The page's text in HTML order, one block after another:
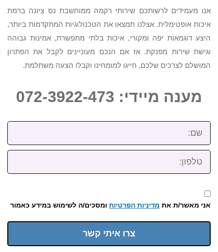
אנו מעמידים לרשותכם שירותי רקמה ממוחשבת נס ציונה ברמת
איכות אופטימלית. אצלנו תמצאו את הטכנולוגיות המתקדמות ביותר,
היצע דוגמאות יפה ומקורי, איכות בלתי מתפשרת, אמינות גבוהה
וגישת שירות מפנקת. אז אם הנכם מעוניינים לקבל את הפתרון
המושלם לצרכים שלכם, חייגו למומחינו וקבלו הצעה משתלמת.
מענה מיידי: 072-3922-473
שם:
טלפון:
אני מאשר/ת את מדיניות הפרטיות ומסכים/ה לשימוש במידע כאמור
צרו איתי קשר